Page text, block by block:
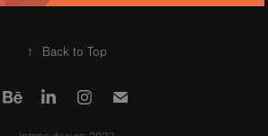
↑ Back to Top